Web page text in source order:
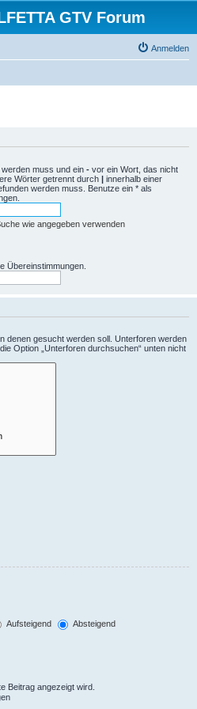
GTV Forum
Anmelden
muss und ein - vor ein Wort, das nicht
Wörter getrennt durch | innerhalb einer
werden muss. Benutze ein * als
wie angegeben verwenden
Übereinstimmungen.
denen gesucht werden soll. Unterforen werden
Option „Unterforen durchsuchen“ unten nicht
Aufsteigend
Absteigend
Beitrag angezeigt wird.